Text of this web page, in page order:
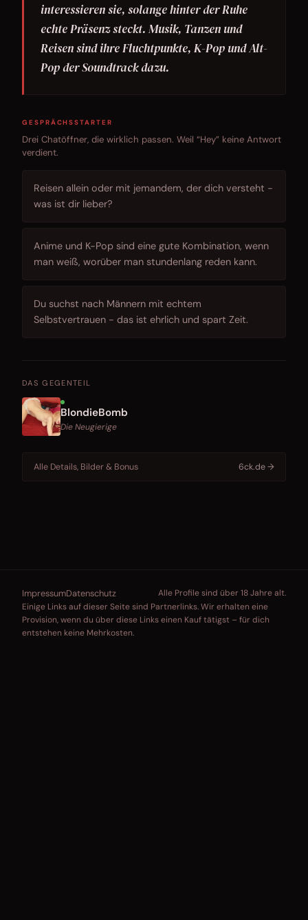
interessieren sie, solange hinter der Ruhe
echte Präsenz steckt. Musik, Tanzen und
Reisen sind ihre Fluchtpunkte, K-Pop und Alt-
Pop der Soundtrack dazu.
GESPRÄCHSSTARTER
Drei Chatöffner, die wirklich passen. Weil “Hey” keine Antwort
verdient.
Reisen allein oder mit jemandem, der dich versteht -
was ist dir lieber?
Anime und K-Pop sind eine gute Kombination, wenn
man weiß, worüber man stundenlang reden kann.
Du suchst nach Männern mit echtem
Selbstvertrauen - das ist ehrlich und spart Zeit.
DAS GEGENTEIL
BlondieBomb
Die Neugierige
Alle Details, Bilder & Bonus 6ck.de →
ImpressumDatenschutz
Alle Profile sind über 18 Jahre alt.
Einige Links auf dieser Seite sind Partnerlinks. Wir erhalten eine
Provision, wenn du über diese Links einen Kauf tätigst – für dich
entstehen keine Mehrkosten.